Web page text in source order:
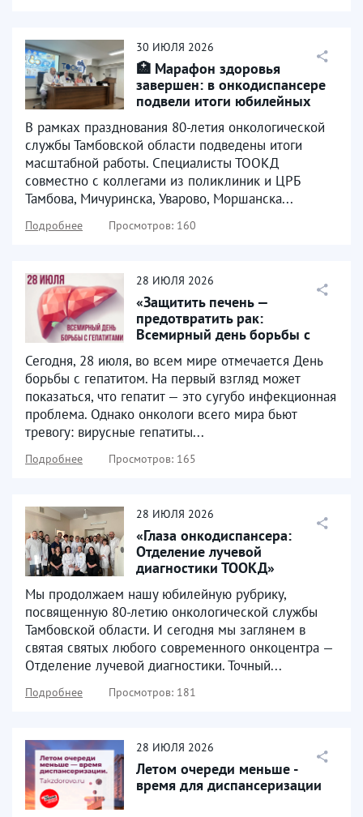
30 ИЮЛЯ 2026
🏥 Марафон здоровья
завершен: в онкодиспансере
подвели итоги юбилейных
В рамках празднования 80-летия онкологической
службы Тамбовской области подведены итоги
масштабной работы. Специалисты ТООКД
совместно с коллегами из поликлиник и ЦРБ
Тамбова, Мичуринска, Уварово, Моршанска...
Подробнее Просмотров: 160
28 ИЮЛЯ 2026
«Защитить печень —
предотвратить рак:
Всемирный день борьбы с
Сегодня, 28 июля, во всем мире отмечается День
борьбы с гепатитом. На первый взгляд может
показаться, что гепатит — это сугубо инфекционная
проблема. Однако онкологи всего мира бьют
тревогу: вирусные гепатиты...
Подробнее Просмотров: 165
28 ИЮЛЯ 2026
«Глаза онкодиспансера:
Отделение лучевой
диагностики ТООКД»
Мы продолжаем нашу юбилейную рубрику,
посвященную 80-летию онкологической службы
Тамбовской области. И сегодня мы заглянем в
святая святых любого современного онкоцентра —
Отделение лучевой диагностики. Точный...
Подробнее Просмотров: 181
28 ИЮЛЯ 2026
Летом очереди меньше -
время для диспансеризации